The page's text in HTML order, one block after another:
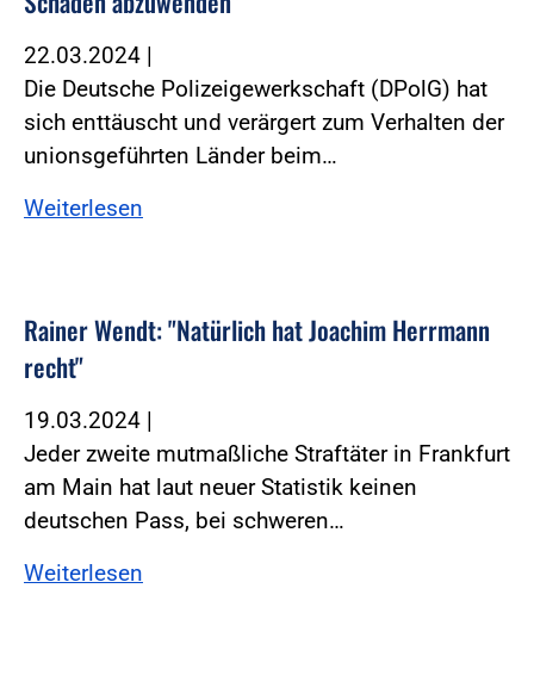
22.03.2024 |
Die Deutsche Polizeigewerkschaft (DPolG) hat
sich enttäuscht und verärgert zum Verhalten der
unionsgeführten Länder beim…
Weiterlesen
Rainer Wendt: "Natürlich hat Joachim Herrmann
recht"
19.03.2024 |
Jeder zweite mutmaßliche Straftäter in Frankfurt
am Main hat laut neuer Statistik keinen
deutschen Pass, bei schweren…
Weiterlesen